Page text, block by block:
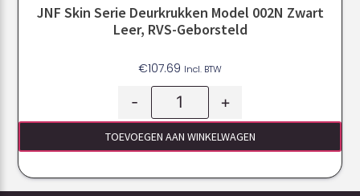
JNF Skin Serie Deurkrukken Model 002N Zwart
Leer, RVS-Geborsteld
€107.69 Incl. BTW
- +
TOEVOEGEN AAN WINKELWAGEN